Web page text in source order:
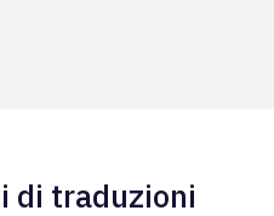
di traduzioni